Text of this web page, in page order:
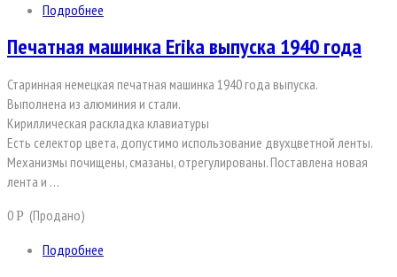
Подробнее
Печатная машинка Erika выпуска 1940 года
Старинная немецкая печатная машинка 1940 года выпуска.
Выполнена из алюминия и стали.
Кириллическая раскладка клавиатуры
Есть ceлeктоp цвета, допустимо иcпользовaниe двуxцвeтной ленты.
Механизмы почищены, смазаны, отрегулированы. Поставлена новая
лента и …
0Р (Продано)
Подробнее